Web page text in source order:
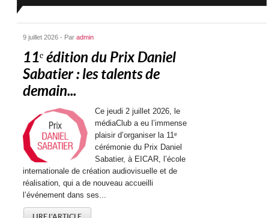
9 juillet 2026 - Paradmin
11ᵉ édition du Prix Daniel
Sabatier : les talents de
demain...
Ce jeudi 2 juillet 2026, le
médiaClub a eu l’immense
plaisir d’organiser la 11ᵉ
cérémonie du Prix Daniel
Sabatier, à EICAR, l’école
internationale de création audiovisuelle et de
réalisation, qui a de nouveau accueilli
l’événement dans ses...